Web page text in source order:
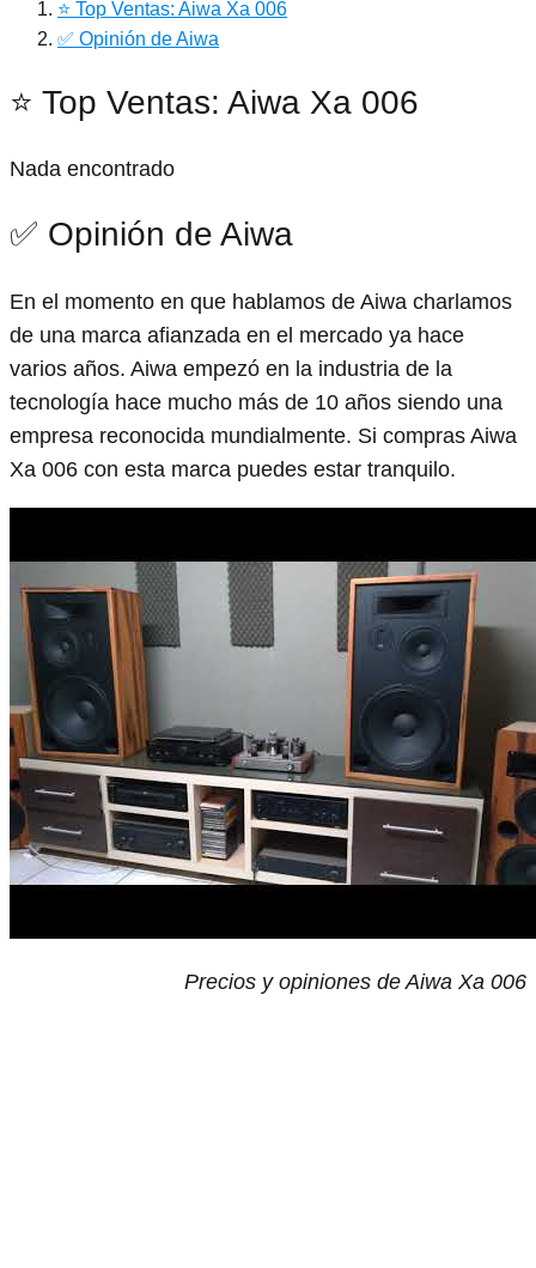
⭐ Top Ventas: Aiwa Xa 006
✅ Opinión de Aiwa
⭐ Top Ventas: Aiwa Xa 006
Nada encontrado
✅ Opinión de Aiwa
En el momento en que hablamos de Aiwa charlamos
de una marca afianzada en el mercado ya hace
varios años. Aiwa empezó en la industria de la
tecnología hace mucho más de 10 años siendo una
empresa reconocida mundialmente. Si compras Aiwa
Xa 006 con esta marca puedes estar tranquilo.
Precios y opiniones de Aiwa Xa 006